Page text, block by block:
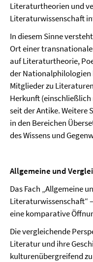
Literaturtheorien und
Literaturwissenschaft
In diesem Sinne
Ort einer
auf Literaturtheorie,
der Nationalphilologien
Mitglieder zu
Herkunft
seit der Antike. Weitere
in den Bereichen
des Wissens und
Allgemeine und
Das Fach „Allgemeine
Literaturwissenschaft“
eine komparative
Die vergleichende
Literatur und ihre
kulturenübergreifend